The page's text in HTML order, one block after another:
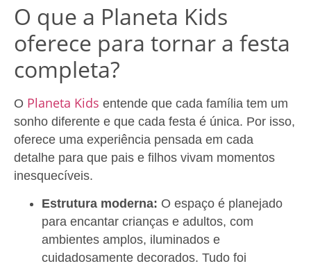
O que a Planeta Kids
oferece para tornar a festa
completa?
O Planeta Kids entende que cada família tem um
sonho diferente e que cada festa é única. Por isso,
oferece uma experiência pensada em cada
detalhe para que pais e filhos vivam momentos
inesquecíveis.
Estrutura moderna: O espaço é planejado
para encantar crianças e adultos, com
ambientes amplos, iluminados e
cuidadosamente decorados. Tudo foi